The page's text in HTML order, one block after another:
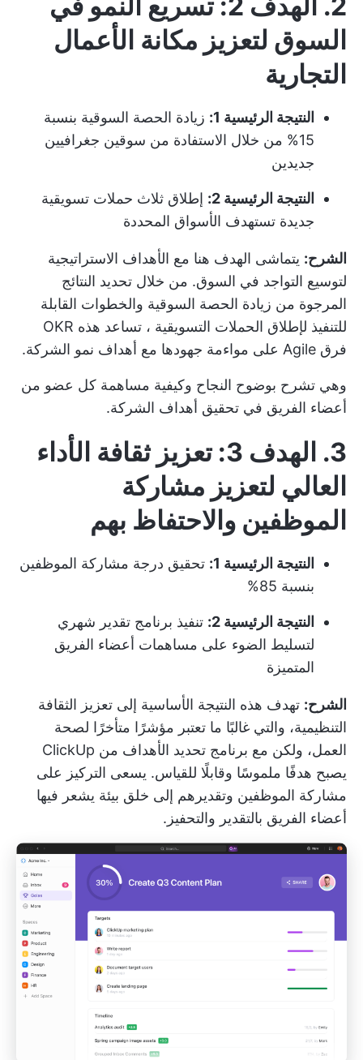
السوق لتعزيز مكانة الأعمال
التجارية
النتيجة الرئيسية 1:
زيادة الحصة السوقية بنسبة
15% من خلال الاستفادة من سوقين جغرافيين
جديدين
النتيجة الرئيسية 2:
إطلاق ثلاث حملات تسويقية
جديدة تستهدف الأسواق المحددة
الشرح: يتماشى الهدف هنا مع الأهداف الاستراتيجية
لتوسيع التواجد في السوق. من خلال تحديد النتائج
المرجوة من زيادة الحصة السوقية والخطوات القابلة
للتنفيذ لإطلاق الحملات التسويقية
، تساعد هذه OKR
فرق Agile على مواءمة جهودها مع أهداف نمو الشركة.
وهي تشرح بوضوح النجاح وكيفية مساهمة كل عضو من
أعضاء الفريق في تحقيق أهداف الشركة.
3. الهدف 3: تعزيز ثقافة الأداء
العالي لتعزيز مشاركة
الموظفين والاحتفاظ بهم
النتيجة الرئيسية 1:
تحقيق درجة مشاركة الموظفين
بنسبة 85%
النتيجة الرئيسية 2:
تنفيذ برنامج تقدير شهري
لتسليط الضوء على مساهمات أعضاء الفريق
المتميزة
الشرح: تهدف هذه النتيجة الأساسية إلى تعزيز الثقافة
التنظيمية، والتي غالبًا ما تعتبر مؤشرًا متأخرًا لصحة
العمل، ولكن مع برنامج تحديد الأهداف من ClickUp
يصبح هدفًا ملموسًا وقابلًا للقياس. يسعى التركيز على
مشاركة الموظفين وتقديرهم إلى خلق بيئة يشعر فيها
أعضاء الفريق بالتقدير والتحفيز.